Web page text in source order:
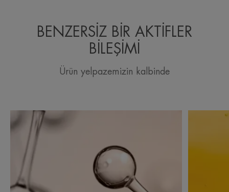
BENZERSİZ BİR AKTİFLER
BİLEŞİMİ
Ürün yelpazemizin kalbinde